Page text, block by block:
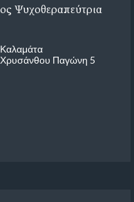
Ψυχοθεραπεύτρια
Καλαμάτα
Χρυσάνθου Παγώνη 5